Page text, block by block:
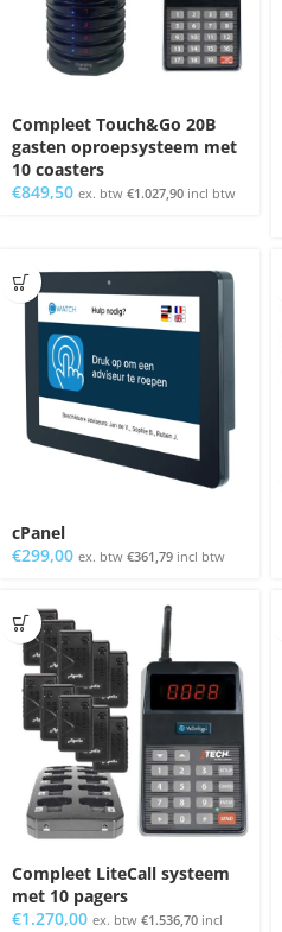
Compleet Touch&Go 20B
gasten oproepsysteem met
10 coasters
€849,50 ex. btw €1.027,90 incl btw
cPanel
€299,00 ex. btw €361,79 incl btw
Compleet LiteCall systeem
met 10 pagers
€1.270,00 ex. btw €1.536,70 incl